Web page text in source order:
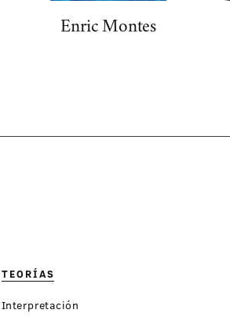
Enric Montes
TEORÍAS
Interpretación